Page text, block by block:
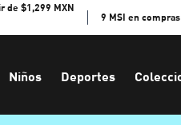
de $1,299 MXN
9 MSI en
Niños Deportes